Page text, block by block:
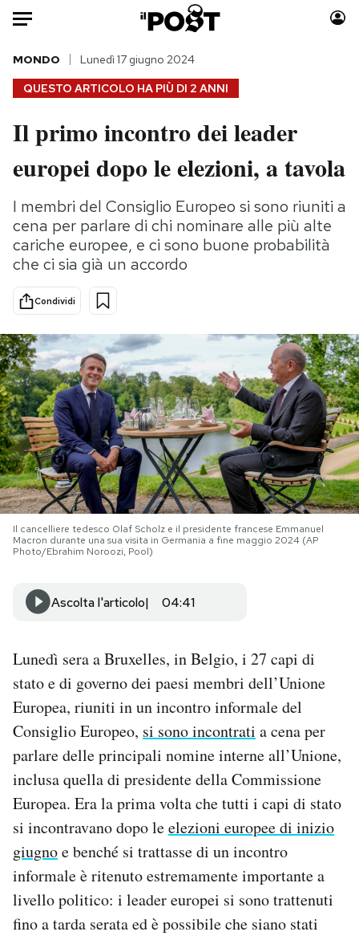
Auto
HOME
Italia
Politica
Tecnologia
Internet
Scienza
Cultura
Economia
Moda
Consumismi
Storie/Idee
Ok Boomer!
Media
PODCAST
NEWSLETTER
I MIEI PREFERITI
SHOP
CALENDARIO
AREA PERSONALE
Area Personale
Newsletter
Notifiche mobile
Regala il Post
Hai bisogno di aiuto?
QUESTO ARTICOLO HA PIÙ DI 2 ANNI
MONDO Lunedì 17 giugno 2024
Il primo incontro dei leader
europei dopo le elezioni, a tavola
I membri del Consiglio Europeo si sono riuniti a
cena per parlare di chi nominare alle più alte
cariche europee, e ci sono buone probabilità
che ci sia già un accordo
Condividi
Il cancelliere tedesco Olaf Scholz e il presidente francese Emmanuel
Macron durante una sua visita in Germania a fine maggio 2024 (AP
Photo/Ebrahim Noroozi, Pool)
Ascolta l'articolo 04:41
Lunedì sera a Bruxelles, in Belgio, i 27 capi di
stato e di governo dei paesi membri dell’Unione
Europea, riuniti in un incontro informale del
Consiglio Europeo, si sono incontrati a cena per
parlare delle principali nomine interne all’Unione,
inclusa quella di presidente della Commissione
Europea. Era la prima volta che tutti i capi di stato
si incontravano dopo leelezioni europee di inizio
giugnoe benché si trattasse di un incontro
informale è ritenuto estremamente importante a
livello politico: i leader europei si sono trattenuti
fino a tarda serata ed è possibile che siano stati